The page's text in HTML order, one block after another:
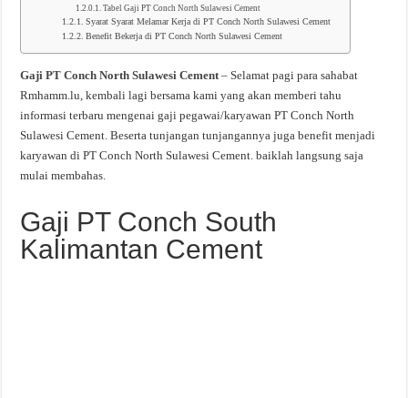
Tabel Gaji PT Conch North Sulawesi Cement
Syarat Syarat Melamar Kerja di PT Conch North Sulawesi Cement
Benefit Bekerja di PT Conch North Sulawesi Cement
Gaji PT Conch North Sulawesi Cement – Selamat pagi para sahabat
Rmhamm.lu, kembali lagi bersama kami yang akan memberi tahu
informasi terbaru mengenai gaji pegawai/karyawan PT Conch North
Sulawesi Cement. Beserta tunjangan tunjangannya juga benefit menjadi
karyawan di PT Conch North Sulawesi Cement. baiklah langsung saja
mulai membahas.
Gaji PT Conch South
Kalimantan Cement